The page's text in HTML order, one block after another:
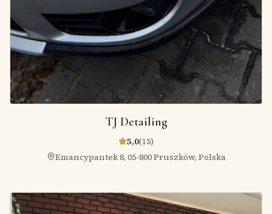
TJ Detailing
5,0(15)
Emancypantek 8, 05-800 Pruszków, Polska